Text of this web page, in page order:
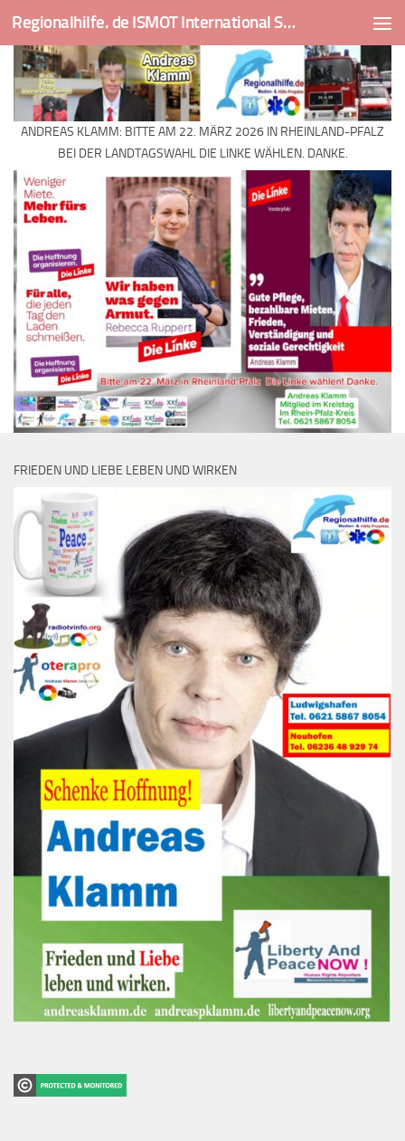
Skip to content Regionalhilfe. de ISMOT International Social And Medical Outreach Team
ANDREAS KLAMM: BITTE AM 22. MÄRZ 2026 IN RHEINLAND-PFALZ
BEI DER LANDTAGSWAHL DIE LINKE WÄHLEN. DANKE.
FRIEDEN UND LIEBE LEBEN UND WIRKEN